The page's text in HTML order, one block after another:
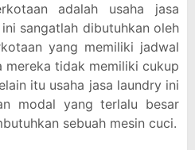
adalah usaha jasa
sangatlah dibutuhkan oleh
yang memiliki jadwal
tidak memiliki cukup
itu usaha jasa laundry ini
modal yang terlalu besar
sebuah mesin cuci.